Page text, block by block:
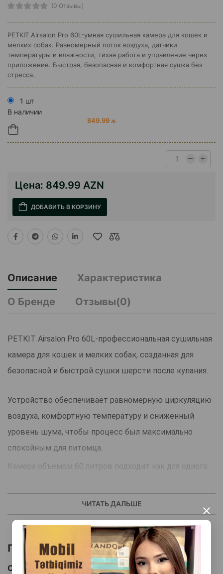
×
(0 Отзывы)
PETKIT Airsalon Pro 60L-умная сушильная камера для кошек и
мелких собак. Равномерный поток воздуха, датчики
температуры и влажности, тихая работа и управление через
приложение. Быстрая, безопасная и комфортная сушка без
стресса.
1 шт
В наличии
849.99 ₼
Цена: 849.99 AZN
ДОБАВИТЬ В КОРЗИНУ
Описание
Характеристика
О Бренде
Отзывы(0)
PETKIT Airsalon Pro 60L-профессиональная сушильная
камера для кошек и мелких собак, созданная для
безопасной и быстрой сушки шерсти после купания.
Устройство обеспечивает равномерную циркуляцию
воздуха, комфортную температуру и сниженный
уровень шума, чтобы процесс был максимально
спокойным для питомца.
Камера объёмом 60 литров подходит как для одного
Интеллектуальная система распределения воздуха
предотвращает перегрев и обеспечивает мягкую
сушку без стресса.
Устройство оснащено умными режимами, датчиками
температуры и влажности, а также управляется через
ЧИТАТЬ ДАЛЬШЕ
Похожие товары
Смотреть Все